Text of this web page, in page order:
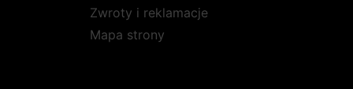
Zwroty i reklamacje
Mapa strony